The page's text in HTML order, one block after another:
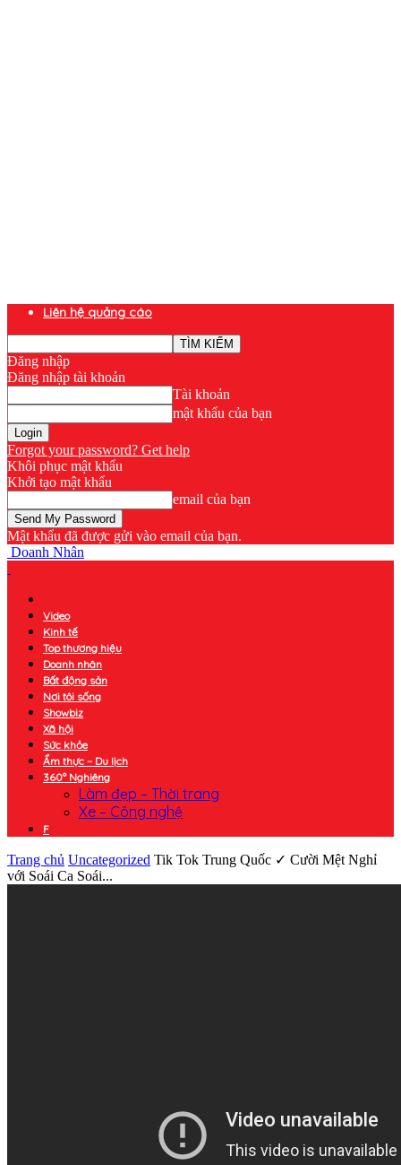
Liên hệ quảng cáo
Đăng nhập
Đăng nhập tài khoản
Tài khoản
mật khẩu của bạn
Forgot your password? Get help
Khôi phục mật khẩu
Khởi tạo mật khẩu
email của bạn
Mật khẩu đã được gửi vào email của bạn.
Doanh Nhân
Video
Kinh tế
Top thương hiệu
Doanh nhân
Bất động sản
Nơi tôi sống
Showbiz
Xã hội
Sức khỏe
Ẩm thực – Du lịch
360° Nghiêng
Làm đẹp – Thời trang
Xe – Công nghệ
F
Trang chủ Uncategorized Tik Tok Trung Quốc ✓ Cười Mệt Nghỉ
với Soái Ca Soái...